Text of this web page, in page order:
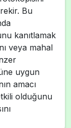
Bu
kanıtlamak
veya mahal
uygun
amacı
olduğunu